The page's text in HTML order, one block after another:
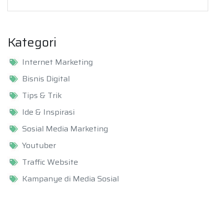
Kategori
Internet Marketing
Bisnis Digital
Tips & Trik
Ide & Inspirasi
Sosial Media Marketing
Youtuber
Traffic Website
Kampanye di Media Sosial